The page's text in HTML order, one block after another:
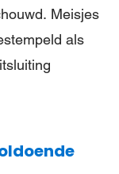
Meisjes
als